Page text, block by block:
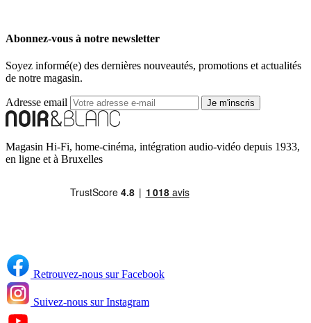
Abonnez-vous à notre newsletter
Soyez informé(e) des dernières nouveautés, promotions et actualités
de notre magasin.
Adresse email Je m'inscris
Magasin Hi-Fi, home-cinéma, intégration audio-vidéo depuis 1933,
en ligne et à Bruxelles
Retrouvez-nous sur Facebook
Suivez-nous sur Instagram